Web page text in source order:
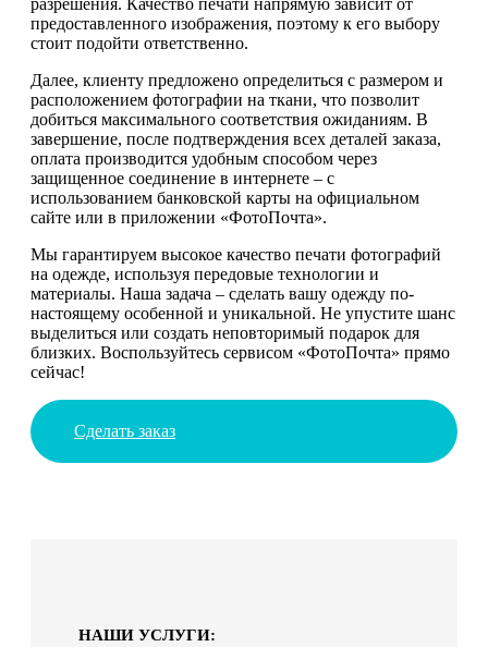
предоставленного изображения, поэтому к его выбору
стоит подойти ответственно.
Далее, клиенту предложено определиться с размером и
расположением фотографии на ткани, что позволит
добиться максимального соответствия ожиданиям. В
завершение, после подтверждения всех деталей заказа,
оплата производится удобным способом через
защищенное соединение в интернете – с
использованием банковской карты на официальном
сайте или в приложении «ФотоПочта».
Мы гарантируем высокое качество печати фотографий
на одежде, используя передовые технологии и
материалы. Наша задача – сделать вашу одежду по-
настоящему особенной и уникальной. Не упустите шанс
выделиться или создать неповторимый подарок для
близких. Воспользуйтесь сервисом «ФотоПочта» прямо
сейчас!
Сделать заказ
НАШИ УСЛУГИ: